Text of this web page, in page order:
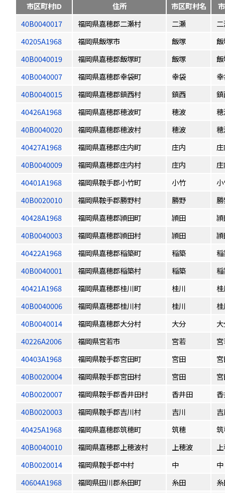
市区町村ID 住所 市区町村名
40B0040017
福岡県嘉穂郡二瀬村 二瀬
40205A1968
福岡県飯塚市 飯塚
40B0040019
福岡県嘉穂郡飯塚町 飯塚
40B0040007
福岡県嘉穂郡幸袋町 幸袋
40B0040015
福岡県嘉穂郡鎮西村 鎮西
40426A1968
福岡県嘉穂郡穂波町 穂波
40B0040020
福岡県嘉穂郡穂波村 穂波
40427A1968
福岡県嘉穂郡庄内町 庄内
40B0040009
福岡県嘉穂郡庄内村 庄内
40401A1968
福岡県鞍手郡小竹町 小竹
40B0020010
福岡県鞍手郡勝野村 勝野
40428A1968
福岡県嘉穂郡頴田町 頴田
40B0040003
福岡県嘉穂郡頴田村 頴田
40422A1968
福岡県嘉穂郡稲築町 稲築
40B0040001
福岡県嘉穂郡稲築村 稲築
40421A1968
福岡県嘉穂郡桂川町 桂川
40B0040006
福岡県嘉穂郡桂川村 桂川
40B0040014
福岡県嘉穂郡大分村 大分
40226A2006
福岡県宮若市 宮若
40403A1968
福岡県鞍手郡宮田町 宮田
40B0020004
福岡県鞍手郡宮田村 宮田
40B0020007
福岡県鞍手郡香井田村 香井田
40B0020003
福岡県鞍手郡吉川村 吉川
40425A1968
福岡県嘉穂郡筑穂町 筑穂
40B0040010
福岡県嘉穂郡上穂波村 上穂波
40B0020014
福岡県鞍手郡中村 中
中
40604A1968
福岡県田川郡糸田町 糸田